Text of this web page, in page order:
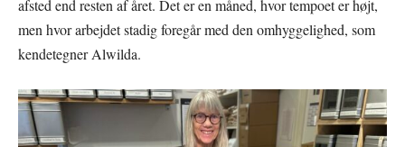
afsted end resten af året. Det er en måned, hvor tempoet er højt,
men hvor arbejdet stadig foregår med den omhyggelighed, som
kendetegner Alwilda.